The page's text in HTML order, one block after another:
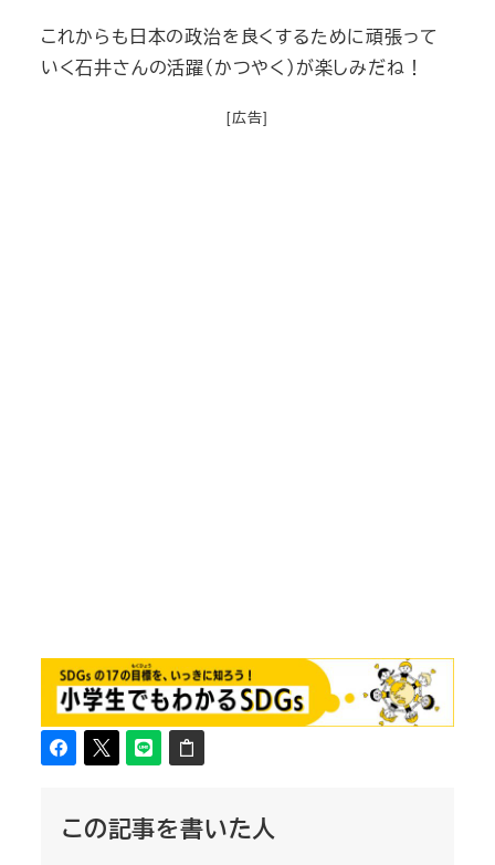
これからも日本の政治を良くするために頑張って
いく石井さんの活躍（かつやく）が楽しみだね！
[広告]
この記事を書いた人